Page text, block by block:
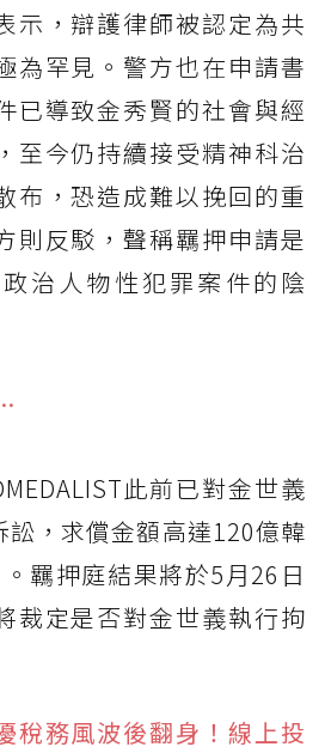
示，辯護律師被認定為共
為罕見。警方也在申請書
已導致金秀賢的社會與經
至今仍持續接受精神科治
布，恐造成難以挽回的重
則反駁，聲稱羈押申請是
治人物性犯罪案件的陰
此前已對金世義
訟，求償金額高達120億韓
羈押庭結果將於5月26日
裁定是否對金世義執行拘
稅務風波後翻身！線上投